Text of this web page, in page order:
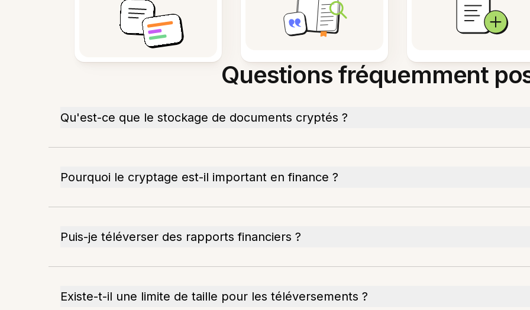
Questions fréquemment
Qu'est-ce que le stockage de documents cryptés ?
Pourquoi le cryptage est-il important en finance ?
Puis-je téléverser des rapports financiers ?
Existe-t-il une limite de taille pour les téléversements ?